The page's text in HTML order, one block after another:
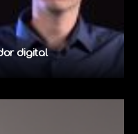
digital